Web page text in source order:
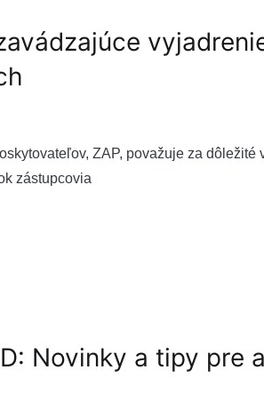
ZAP, považuje za
zástupcovia
Novinky a tipy pre